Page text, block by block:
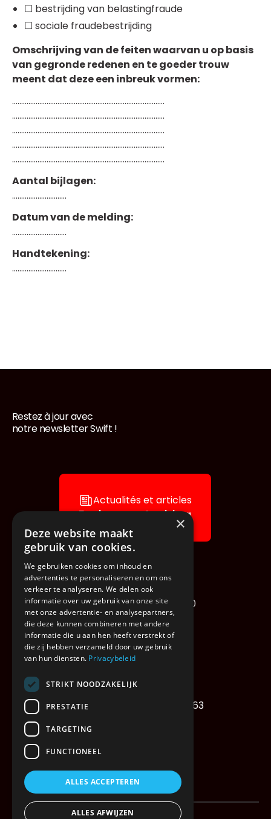
☐ bestrijding van belastingfraude
☐ sociale fraudebestrijding
Omschrijving van de feiten waarvan u op basis
van gegronde redenen en te goeder trouw
meent dat deze een inbreuk vormen:
…………………………………………………………………………
…………………………………………………………………………
…………………………………………………………………………
…………………………………………………………………………
…………………………………………………………………………
Aantal bijlagen:
…………………………
Datum van de melding:
…………………………
Handtekening:
…………………………
Pied de page
Restez à jour avec
notre newsletter Swift !
Actualités et articles
Explorez notre blog
Deinze Steenweg 1489810
9810 Nazareth – De Pinte
TVA : BE 0464.886.950
Tél : +32 (0) 9 328 60 64
Télécopie : +32 (0) 9 328 72 63
2026
×
Deze website maakt
gebruik van cookies.
We gebruiken cookies om inhoud en
advertenties te personaliseren en om ons
verkeer te analyseren. We delen ook
informatie over uw gebruik van onze site
met onze advertentie- en analysepartners,
die deze kunnen combineren met andere
informatie die u aan hen heeft verstrekt of
die zij hebben verzameld door uw gebruik
van hun diensten. Privacybeleid
STRIKT NOODZAKELIJK
PRESTATIE
TARGETING
FUNCTIONEEL
ALLES ACCEPTEREN
ALLES AFWIJZEN